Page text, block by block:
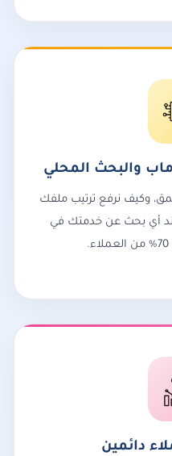
والبحث المحلي
وكيف نرفع ترتيب ملفك
أول 3 نتائج عند أي بحث عن خدمتك في
دائمين